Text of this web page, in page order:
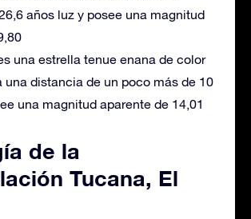
años luz y posee una magnitud
una estrella tenue enana de color
una distancia de un poco más de 10
una magnitud aparente de 14,01
de la
Tucana, El